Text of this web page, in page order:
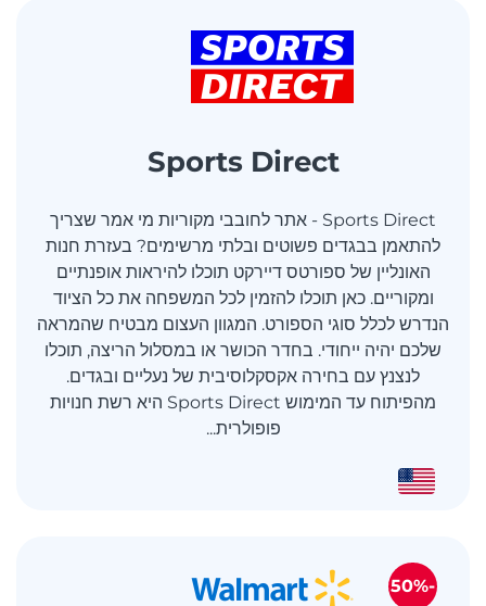
Sports Direct
Sports Direct - אתר לחובבי מקוריות מי אמר שצריך
להתאמן בבגדים פשוטים ובלתי מרשימים? בעזרת חנות
האונליין של ספורטס דיירקט תוכלו להיראות אופנתיים
ומקוריים. כאן תוכלו להזמין לכל המשפחה את כל הציוד
הנדרש לכלל סוגי הספורט. המגוון העצום מבטיח שהמראה
שלכם יהיה ייחודי. בחדר הכושר או במסלול הריצה, תוכלו
לנצנץ עם בחירה אקסקלוסיבית של נעליים ובגדים.
מהפיתוח עד המימוש Sports Direct היא רשת חנויות
פופולרית...
-50%